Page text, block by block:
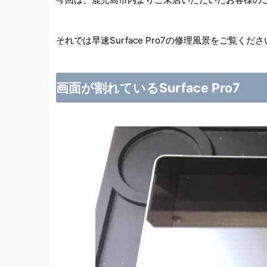
それでは早速Surface Pro7の修理風景をご覧くださ
画面が割れているSurface Pro7